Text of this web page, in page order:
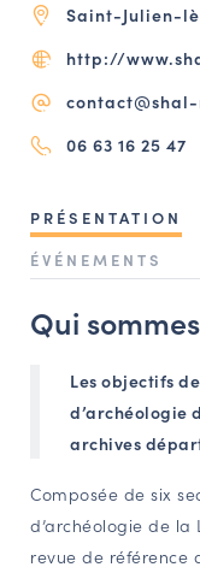
Espace
PORTAIL
Comité d'Histoire
Service Inventaire
VOUS ÊTES…
Amateurs
Responsables de
Étudiants &
Saint-Julien-
http://
06 63 16 25 47
PRÉSENTATION
ÉVÉNEMENTS
Qui
Les objectifs
d’archéologie
archives
Composée de six
d’archéologie de la
revue de référence